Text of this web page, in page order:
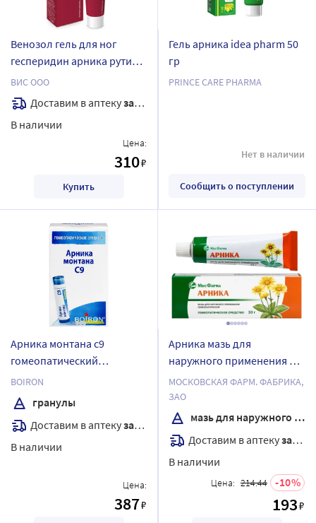
Венозол гель для ног
гесперидин арника рутин и
мята охлаждающий 50 мл
ВИС ООО
Доставим в аптекузавтра
В наличии
Цена:
310₽
Купить
Гель арника idea pharm 50
гр
PRINCE CARE PHARMA
Нет в наличии
Сообщить о поступлении
Арника монтана с9
гомеопатический
монокомпонентный
препарат растительного
происхождения 4 гр
гранулы гомеопатические
BOIRON
гранулы
Доставим в аптекузавтра
В наличии
Цена:
387₽
Арника мазь для
наружного применения 30
гр
МОСКОВСКАЯ ФАРМ. ФАБРИКА,
ЗАО
мазь для наружного применения
Доставим в аптекузавтра
В наличии
Цена: 214.44 10
193₽